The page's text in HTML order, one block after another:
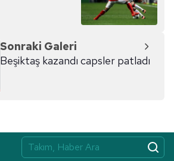
Sonraki Galeri
Beşiktaş kazandı capsler patladı